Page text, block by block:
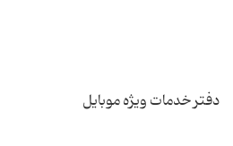
دفتر خدمات ویژه موبایل